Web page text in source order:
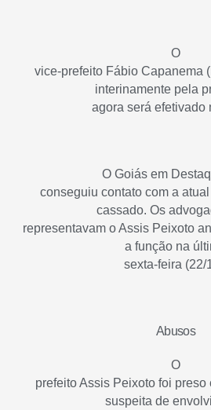
O
vice-prefeito Fábio Capanema
interinamente pela
agora será efetivado
O Goiás em
conseguiu contato com a
cassado. Os
representavam o Assis Peixoto
a função na
sexta-feira (22/
Abusos
O
prefeito Assis Peixoto foi
suspeita de